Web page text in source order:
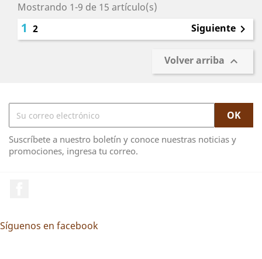
Mostrando 1-9 de 15 artículo(s)
1 2 Siguiente 
Volver arriba 
Suscríbete a nuestro boletín y conoce nuestras noticias y
promociones, ingresa tu correo.
Síguenos en facebook